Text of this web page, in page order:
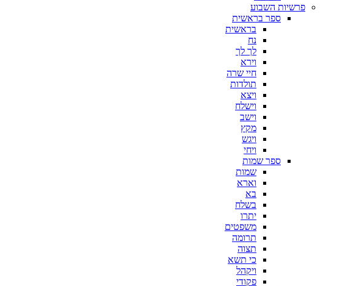
פרשיות השבוע
ספר בראשית
בראשית
נח
לך לך
וירא
חיי שרה
תולדות
ויצא
וישלח
וישב
מקץ
ויגש
ויחי
ספר שמות
שמות
וארא
בא
בשלח
יתרו
משפטים
תרומה
תצוה
כי תשא
ויקהל
פקודי